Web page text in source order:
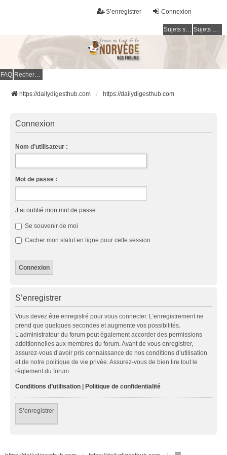
Connexion
S’enregistrer
Sujets sans réponse Sujets actifs
FAQ Rechercher
https://dailydigesthub.com https://dailydigesthub.com
Connexion
Nom d’utilisateur :
Mot de passe :
J’ai oublié mon mot de passe
Se souvenir de moi
Cacher mon statut en ligne pour cette session
S’enregistrer
Vous devez être enregistré pour vous connecter. L’enregistrement ne
prend que quelques secondes et augmente vos possibilités.
L’administrateur du forum peut également accorder des permissions
additionnelles aux membres du forum. Avant de vous enregistrer,
assurez-vous d’avoir pris connaissance de nos conditions d’utilisation
et de notre politique de vie privée. Assurez-vous de bien lire tout le
règlement du forum.
Conditions d’utilisation Politique de confidentialité
S’enregistrer